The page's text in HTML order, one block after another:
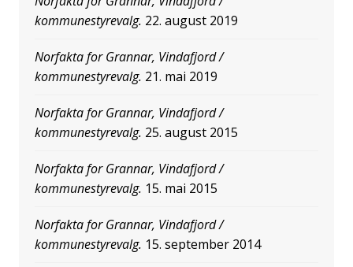
kommunestyrevalg. 22. august 2019
Norfakta for Grannar, Vindafjord /
kommunestyrevalg. 21. mai 2019
Norfakta for Grannar, Vindafjord /
kommunestyrevalg. 25. august 2015
Norfakta for Grannar, Vindafjord /
kommunestyrevalg. 15. mai 2015
Norfakta for Grannar, Vindafjord /
kommunestyrevalg. 15. september 2014